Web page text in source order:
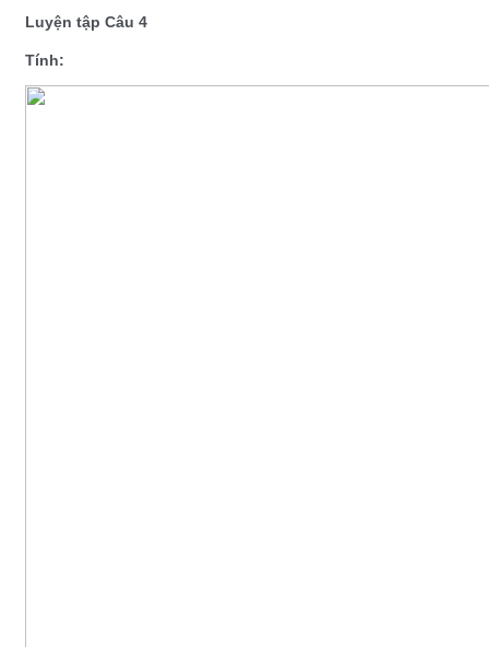
Luyện tập Câu 4
Tính: